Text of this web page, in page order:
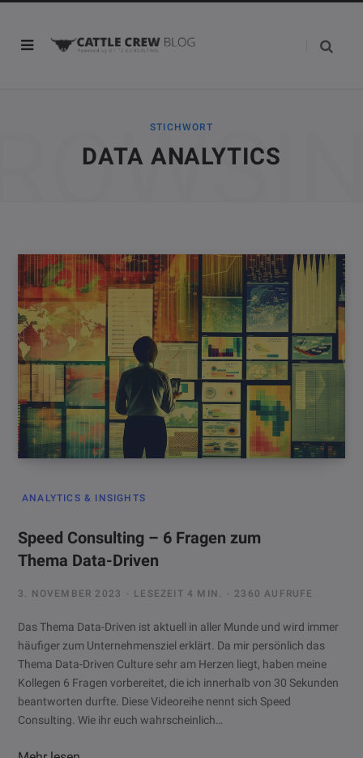
STICHWORT
DATA ANALYTICS
ANALYTICS & INSIGHTS
Speed Consulting – 6 Fragen zum
Thema Data-Driven
3. NOVEMBER 2023 LESEZEIT 4 MIN. 2360 AUFRUFE
Das Thema Data-Driven ist aktuell in aller Munde und wird immer
häufiger zum Unternehmensziel erklärt. Da mir persönlich das
Thema Data-Driven Culture sehr am Herzen liegt, haben meine
Kollegen 6 Fragen vorbereitet, die ich innerhalb von 30 Sekunden
beantworten durfte. Diese Videoreihe nennt sich Speed
Consulting. Wie ihr euch wahrscheinlich…